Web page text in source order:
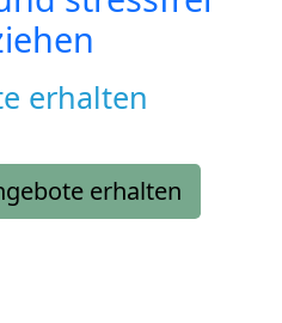
erhalten
erhalten